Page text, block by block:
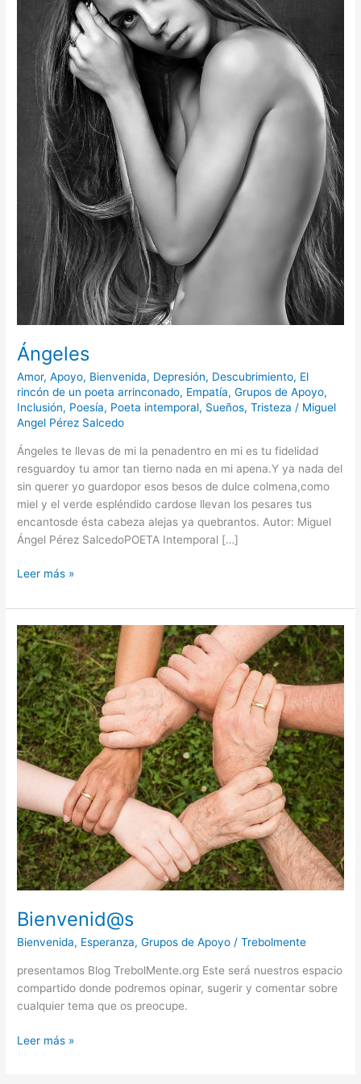
Ángeles
Amor,Apoyo, Bienvenida, Depresión, Descubrimiento, El
rincón de un poeta arrinconado, Empatía,Grupos de Apoyo,
Inclusión, Poesía, Poeta intemporal, Sueños,Tristeza / Miguel
Angel Pérez Salcedo
Ángeles te llevas de mi la penadentro en mi es tu fidelidad
resguardoy tu amor tan tierno nada en mi apena.Y ya nada del
sin querer yo guardopor esos besos de dulce colmena,como
miel y el verde espléndido cardose llevan los pesares tus
encantosde ésta cabeza alejas ya quebrantos. Autor: Miguel
Ángel Pérez SalcedoPOETA Intemporal […]
Leer más »
Bienvenid@s
Bienvenida, Esperanza,Grupos de Apoyo /Trebolmente
presentamos Blog TrebolMente.org Este será nuestros espacio
compartido donde podremos opinar, sugerir y comentar sobre
cualquier tema que os preocupe.
Bienvenid@s
Leer más »